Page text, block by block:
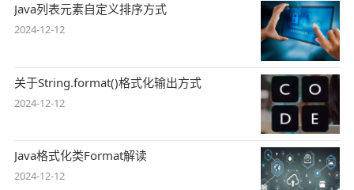
Java列表元素自定义排序方式
2024-12-12
关于String.format()格式化输出方式
2024-12-12
Java格式化类Format解读
2024-12-12